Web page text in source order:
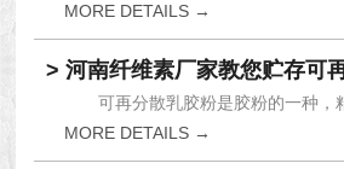
MORE DETAILS →
> 河南纤维素厂家教您贮存可
MORE DETAILS →